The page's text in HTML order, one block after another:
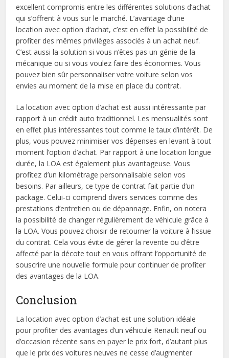
excellent compromis entre les différentes solutions d’achat
qui s’offrent à vous sur le marché. L’avantage d’une
location avec option d’achat, c’est en effet la possibilité de
profiter des mêmes privilèges associés à un achat neuf.
C’est aussi la solution si vous n’êtes pas un génie de la
mécanique ou si vous voulez faire des économies. Vous
pouvez bien sûr personnaliser votre voiture selon vos
envies au moment de la mise en place du contrat.
La location avec option d’achat est aussi intéressante par
rapport à un crédit auto traditionnel. Les mensualités sont
en effet plus intéressantes tout comme le taux d’intérêt. De
plus, vous pouvez minimiser vos dépenses en levant à tout
moment l’option d’achat. Par rapport à une location longue
durée, la LOA est également plus avantageuse. Vous
profitez d’un kilométrage personnalisable selon vos
besoins. Par ailleurs, ce type de contrat fait partie d’un
package. Celui-ci comprend divers services comme des
prestations d’entretien ou de dépannage. Enfin, on notera
la possibilité de changer régulièrement de véhicule grâce à
la LOA. Vous pouvez choisir de retourner la voiture à l’issue
du contrat. Cela vous évite de gérer la revente ou d’être
affecté par la décote tout en vous offrant l’opportunité de
souscrire une nouvelle formule pour continuer de profiter
des avantages de la LOA.
Conclusion
La location avec option d’achat est une solution idéale
pour profiter des avantages d’un véhicule Renault neuf ou
d’occasion récente sans en payer le prix fort, d’autant plus
que le prix des voitures neuves ne cesse d’augmenter